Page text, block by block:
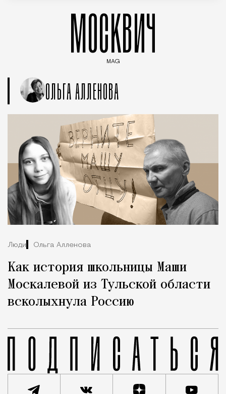
МОСКВИЧ
MAG
ОЛЬГА АЛЛЕНОВА
Люди Ольга Алленова
Как история школьницы Маши
Москалевой из Тульской области
всколыхнула Россию